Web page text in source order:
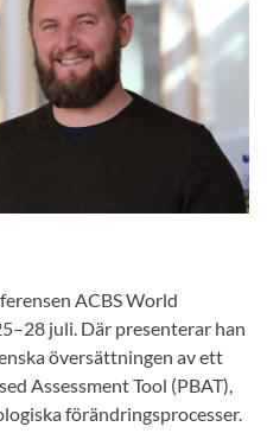
ACBS World
juli. Där presenterar han
översättningen av ett
Assessment Tool (PBAT),
förändringsprocesser.